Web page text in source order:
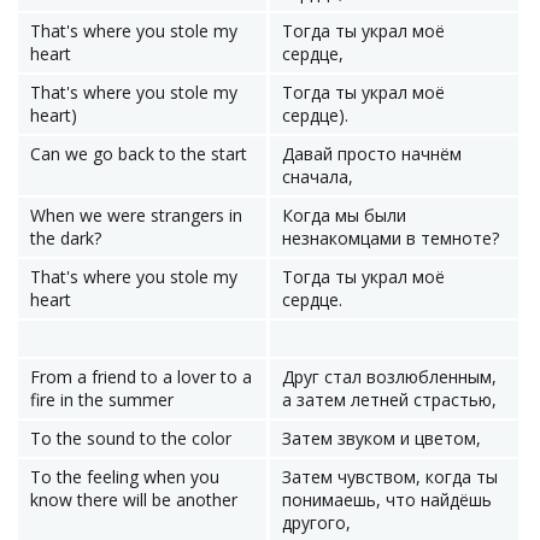
That's where you stole my
heart
Тогда ты украл моё
сердце,
That's where you stole my
heart)
Тогда ты украл моё
сердце).
Can we go back to the start
Давай просто начнём
сначала,
When we were strangers in
the dark?
Когда мы были
незнакомцами в темноте?
That's where you stole my
heart
Тогда ты украл моё
сердце.
From a friend to a lover to a
fire in the summer
Друг стал возлюбленным,
а затем летней страстью,
To the sound to the color
Затем звуком и цветом,
To the feeling when you
know there will be another
Затем чувством, когда ты
понимаешь, что найдёшь
другого,